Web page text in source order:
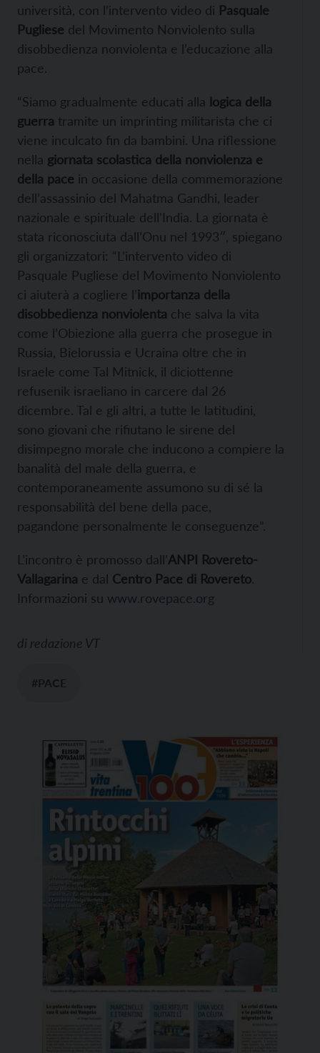
università, con l’intervento video di Pasquale
Pugliese del Movimento Nonviolento sulla
disobbedienza nonviolenta e l’educazione alla
pace.
“Siamo gradualmente educati alla logica della
guerra tramite un imprinting militarista che ci
viene inculcato fin da bambini. Una riflessione
nella giornata scolastica della nonviolenza e
della pace in occasione della commemorazione
dell’assassinio del Mahatma Gandhi, leader
nazionale e spirituale dell’India. La giornata è
stata riconosciuta dall’Onu nel 1993″, spiegano
gli organizzatori: “L’intervento video di
Pasquale Pugliese del Movimento Nonviolento
ci aiuterà a cogliere l’importanza della
disobbedienza nonviolenta che salva la vita
come l’Obiezione alla guerra che prosegue in
Russia, Bielorussia e Ucraina oltre che in
Israele come Tal Mitnick, il diciottenne
refusenik israeliano in carcere dal 26
dicembre. Tal e gli altri, a tutte le latitudini,
sono giovani che rifiutano le sirene del
disimpegno morale che inducono a compiere la
banalità del male della guerra, e
contemporaneamente assumono su di sé la
responsabilità del bene della pace,
pagandone personalmente le conseguenze”.
L’incontro è promosso dall’ANPI Rovereto-
Vallagarina e dal Centro Pace di Rovereto.
Informazioni su www.rovepace.org
di redazione VT
#PACE